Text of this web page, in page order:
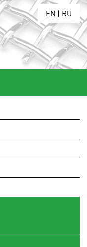
EN | RU